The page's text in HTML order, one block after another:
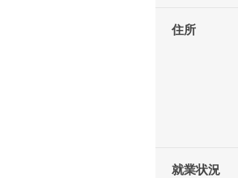
住所
就業状況